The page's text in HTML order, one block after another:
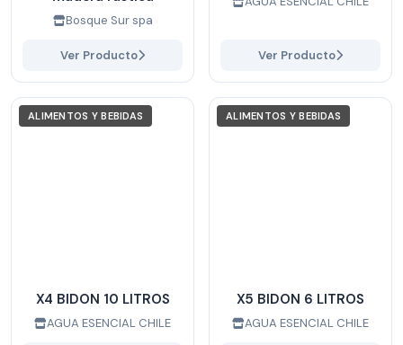
Bosque Sur spa
Ver Producto Ver Producto
ALIMENTOS Y BEBIDAS
X4 BIDON 10 LITROS
AGUA ESENCIAL CHILE
ALIMENTOS Y BEBIDAS
X5 BIDON 6 LITROS
AGUA ESENCIAL CHILE